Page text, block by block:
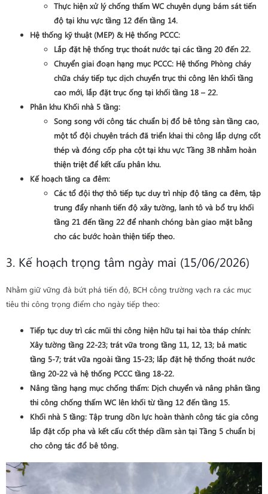
Thực hiện xử lý chống thấm WC chuyên dụng bám sát tiến
độ tại khu vực tầng 12 đến tầng 14.
Hệ thống kỹ thuật (MEP) & Hệ thống PCCC:
Lắp đặt hệ thống trục thoát nước tại các tầng 20 đến 22.
Chuyển giai đoạn hạng mục PCCC: Hệ thống Phòng cháy
chữa cháy tiếp tục dịch chuyển trục thi công lên khối tầng
cao mới, lắp đặt trục ống tại khối tầng 18 – 22.
Phân khu Khối nhà 5 tầng:
Song song với công tác chuẩn bị đổ bê tông sàn tầng cao,
một tổ đội chuyên trách đã triển khai thi công lắp dựng cốt
thép và đóng cốp pha cột tại khu vực Tầng 3Bnhằm hoàn
thiện triệt để kết cấu phân khu.
Kế hoạch tăng ca đêm:
Các tổ đội thợ thô tiếp tục duy trì nhịp độ tăng ca đêm, tập
trung đẩy nhanh tiến độ xây tường, lanh tô và bổ trụ khối
tầng 21 đến tầng 22 để nhanh chóng bàn giao mặt bằng
cho các bước hoàn thiện tiếp theo.
3. Kế hoạch trọng tâm ngày mai (15/06/2026)
Nhằm giữ vững đà bứt phá tiến độ, BCH công trường vạch ra các mục
tiêu thi công trọng điểm cho ngày tiếp theo:
Tiếp tục duy trì các mũi thi công hiện hữu tại hai tòa tháp chính:
Xây tường tầng 22-23; trát vữa trong tầng 11, 12, 13; bả matic
tầng 5-7; trát vữa ngoài tầng 15-23; lắp đặt hệ thống thoát nước
tầng 20-22 và hệ thống PCCC tầng 18-22.
Nâng tầng hạng mục chống thấm: Dịch chuyển và nâng phân tầng
thi công chống thấm WC lên khối từtầng 12 đến tầng 15.
Khối nhà 5 tầng: Tập trung dồn lực hoàn thành công tác gia công
lắp đặt cốp pha và kết cấu cốt thép dầm sàn tại Tầng 5 chuẩn bị
cho công tác đổ bê tông.